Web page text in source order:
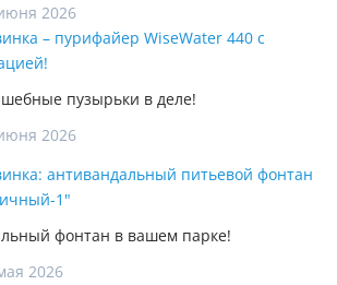
2026
– пурифайер WiseWater 440 с
пузырьки в деле!
2026
антивандальный питьевой фонтан
1"
фонтан в вашем парке!
2026